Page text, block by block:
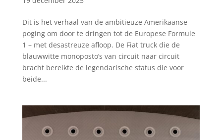
Dit is het verhaal van de ambitieuze Amerikaanse
poging om door te dringen tot de Europese Formule
1 – met desastreuze afloop. De Fiat truck die de
blauwwitte monoposto’s van circuit naar circuit
bracht bereikte de legendarische status die voor
beide...